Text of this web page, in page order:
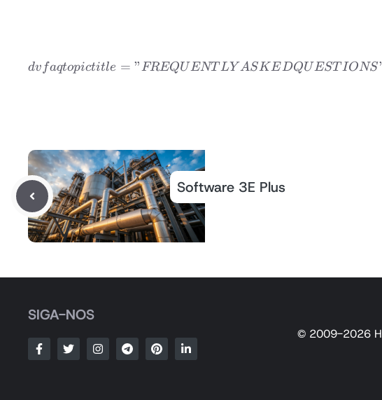
dv faqtopictitle = ”FREQUENT LY ASKEDQUESTIONS
Software 3E Plus
SIGA-NOS
© 2009-2026